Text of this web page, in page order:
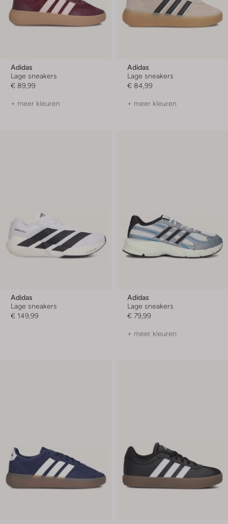
Adidas
Lage sneakers
€ 89,99
+ meer kleuren
Adidas
Lage sneakers
€ 84,99
+ meer kleuren
Adidas
Lage sneakers
€ 149,99
Adidas
Lage sneakers
€ 79,99
+ meer kleuren